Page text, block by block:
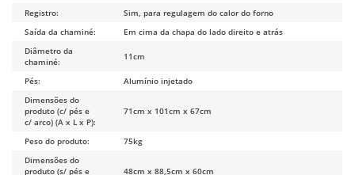
Registro:
Sim, para regulagem do calor do forno
Saída da chaminé:
Em cima da chapa do lado direito e atrás
Diâmetro da
chaminé:
11cm
Pés:
Alumínio injetado
Dimensões do
produto (c/ pés e
c/ arco) (A x L x P):
71cm x 101cm x 67cm
Peso do produto:
75kg
Dimensões do
produto (s/ pés e
48cm x 88,5cm x 60cm